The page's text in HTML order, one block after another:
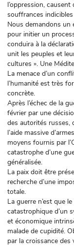
l’oppression, causent
souffrances
Nous demandons un
pour initier un
conduira à la
unit les peuples et
cultures ». Une
La menace d’un
l’humanité est très
concrète.
Après l’échec de la
février par une
des autorités russes,
l’aide massive
moyens fournis par
catastrophe d’une
généralisée.
La paix doit être
recherche d’une
totale.
La guerre n’est que
catastrophique d’un
et économique
malade de cupidité.
par la croissance